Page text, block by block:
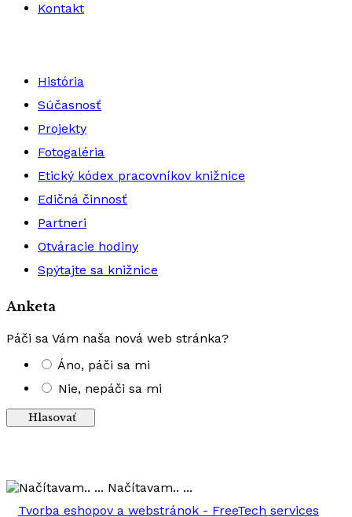
Kontakt
História
Súčasnosť
Projekty
Fotogaléria
Etický kódex pracovníkov knižnice
Edičná činnosť
Partneri
Otváracie hodiny
Spýtajte sa knižnice
Anketa
Páči sa Vám naša nová web stránka?
Áno, páči sa mi
Nie, nepáči sa mi
Načítavam.. ...
Tvorba eshopov a webstránok - FreeTech services